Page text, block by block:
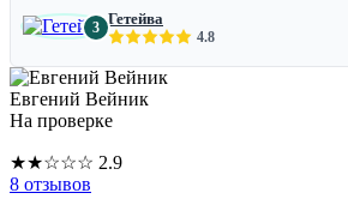
3 Гетейва
4.8
Евгений Вейник
На проверке
★★☆☆☆ 2.9
8 отзывов